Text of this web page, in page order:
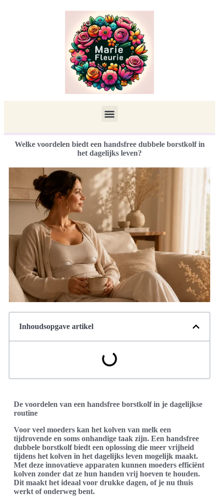
Welke voordelen biedt een handsfree dubbele borstkolf in
het dagelijks leven?
Inhoudsopgave artikel
De voordelen van een handsfree borstkolf in je dagelijkse
routine
Voor veel moeders kan het kolven van melk een
tijdrovende en soms onhandige taak zijn. Een handsfree
dubbele borstkolf biedt een oplossing die meer vrijheid
tijdens het kolven in het dagelijks leven mogelijk maakt.
Met deze innovatieve apparaten kunnen moeders efficiënt
kolven zonder dat ze hun handen vrij hoeven te houden.
Dit maakt het ideaal voor drukke dagen, of je nu thuis
werkt of onderweg bent.